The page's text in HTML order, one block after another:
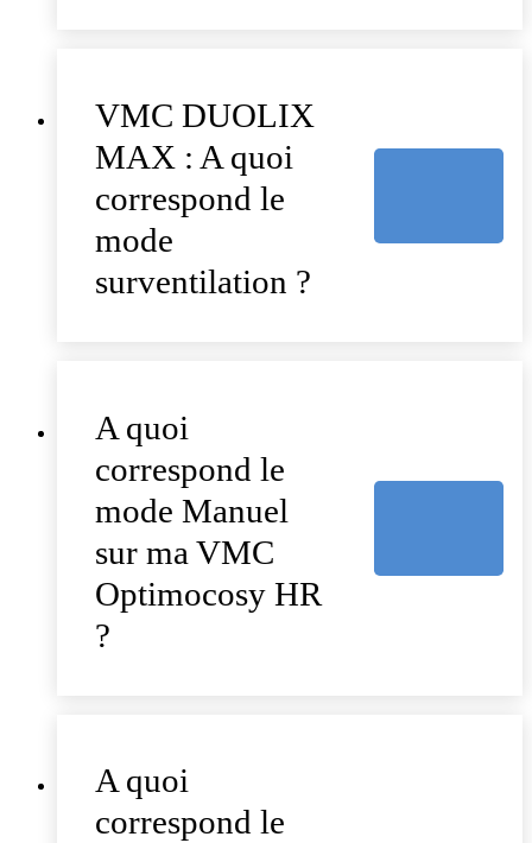
VMC DUOLIX
MAX : A quoi
correspond le
mode
surventilation ?
A quoi
correspond le
mode Manuel
sur ma VMC
Optimocosy HR
?
A quoi
correspond le